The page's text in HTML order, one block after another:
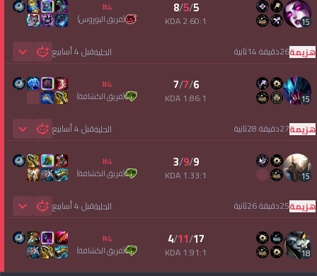
15
5
/
5
/
8
2.60:1 KDA
#4
(فريق البوروس)
الحلبةقبل 4 أسابيع هزيمة26دقيقة 14ثانية
15
6
/
7
/
7
1.86:1 KDA
#4
(فريق الكشافة)
الحلبةقبل 4 أسابيع هزيمة27دقيقة 28ثانية
15
9
/
9
/
3
1.33:1 KDA
#4
(فريق الكشافة)
الحلبةقبل 4 أسابيع هزيمة25دقيقة 26ثانية
18
17
/
11
/
4
1.91:1 KDA
#4
(فريق الكشافة)